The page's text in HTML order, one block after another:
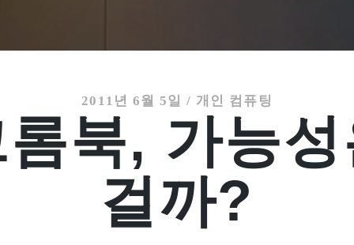
2011년 6월 5일 / 개인 컴퓨팅
북, 가능
걸까?